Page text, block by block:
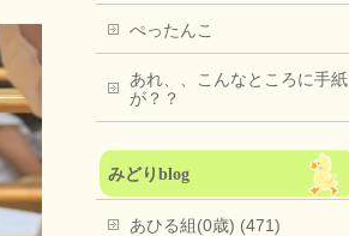
ぺったんこ
あれ、、こんなところに手紙
が？？
みどりblog
あひる組(0歳) (471)